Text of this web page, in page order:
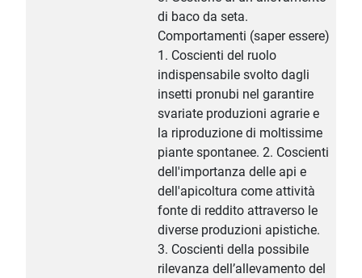
di baco da seta.
Comportamenti (saper essere)
1. Coscienti del ruolo
indispensabile svolto dagli
insetti pronubi nel garantire
svariate produzioni agrarie e
la riproduzione di moltissime
piante spontanee. 2. Coscienti
dell'importanza delle api e
dell'apicoltura come attività
fonte di reddito attraverso le
diverse produzioni apistiche.
3. Coscienti della possibile
rilevanza dell’allevamento del